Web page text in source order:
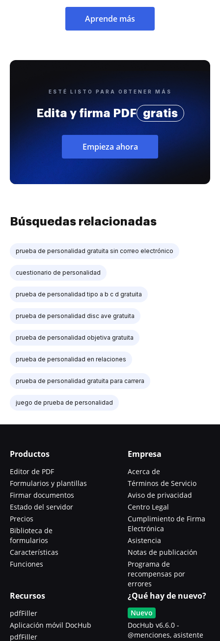
Aprende más
ESTÉ LISTO PARA OBTENER MÁS
Edita y firma PDF gratis
Empieza ahora
Búsquedas relacionadas
prueba de personalidad gratuita sin correo electrónico
cuestionario de personalidad
prueba de personalidad tipo a b c d gratuita
prueba de personalidad disc ave gratuita
prueba de personalidad objetiva gratuita
prueba de personalidad en relaciones
prueba de personalidad gratuita para carrera
juego de prueba de personalidad
Productos
Editor de PDF
Formularios y plantillas
Firmar documentos
Estado del servidor
Precios
Biblioteca de
formularios
Características
Funciones
Empresa
Acerca de
Términos de Servicio
Aviso de privacidad
Centro Legal
Cumplimiento de Firma
Electrónica
Asistencia
Notas de publicación
Programa de
recompensas por
errores
Recursos
pdfFiller
Aplicación móvil DocHub
pdfFiller
¿Qué hay de nuevo?
Nuevo
DocHub v6.6.0 -
@menciones, asistente